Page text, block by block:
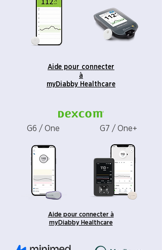
Aide pour connecter
à
myDiabby Healthcare
G6 / One G7 / One+
Aide pour connecter à
myDiabby Healthcare